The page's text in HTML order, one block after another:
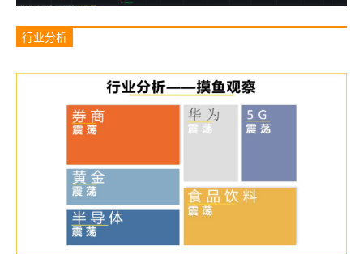
行业分析